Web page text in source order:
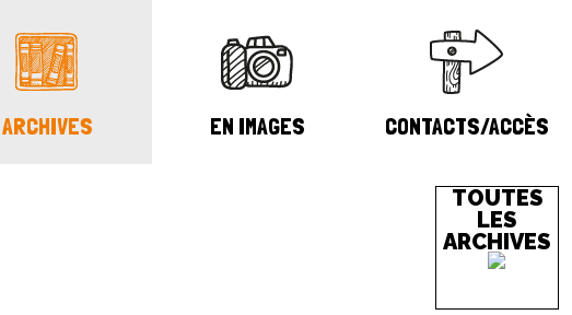
ARCHIVES EN IMAGES CONTACTS/ACCÈS
TOUTES
LES
ARCHIVES